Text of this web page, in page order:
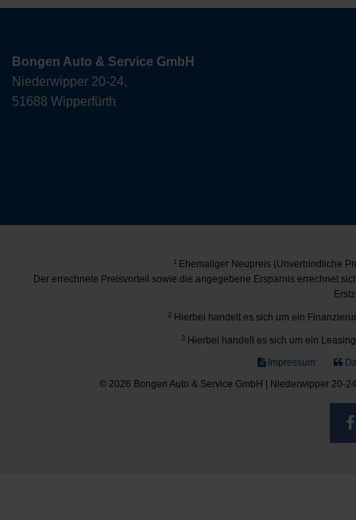
Bongen Auto & Service GmbH
Niederwipper 20-24,
51688 Wipperfürth
1Ehemaliger Neupreis (Unverbindliche
Der errechnete Preisvorteil sowie die angegebene Ersparnis errechnet
2 Hierbei handelt es sich um ein
3 Hierbei handelt es sich um ein
Impressum
© 2026 Bongen Auto & Service GmbH | Niederwipper 20-